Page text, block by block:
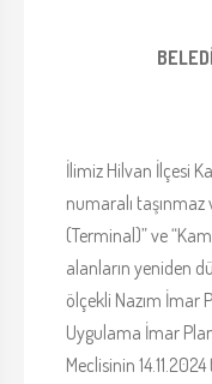
İlimiz Hilvan İlçesi
numaralı taşınmaz
(Terminal)” ve
alanların yeniden
ölçekli Nazım İmar
Uygulama İmar
Meclisinin